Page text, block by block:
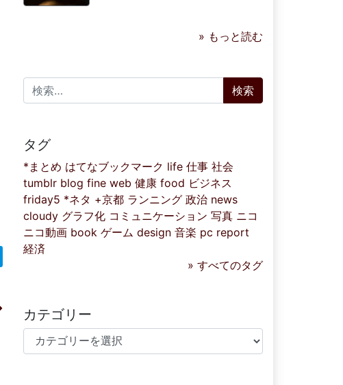
» もっと読む
検索:
タグ
*まとめ はてなブックマーク life 仕事 社会
tumblr blog fine web 健康 food ビジネス
friday5 *ネタ +京都 ランニング 政治 news
cloudy グラフ化 コミュニケーション 写真 ニコ
ニコ動画 book ゲーム design 音楽 pc report
経済
» すべてのタグ
カテゴリー
カテゴリー